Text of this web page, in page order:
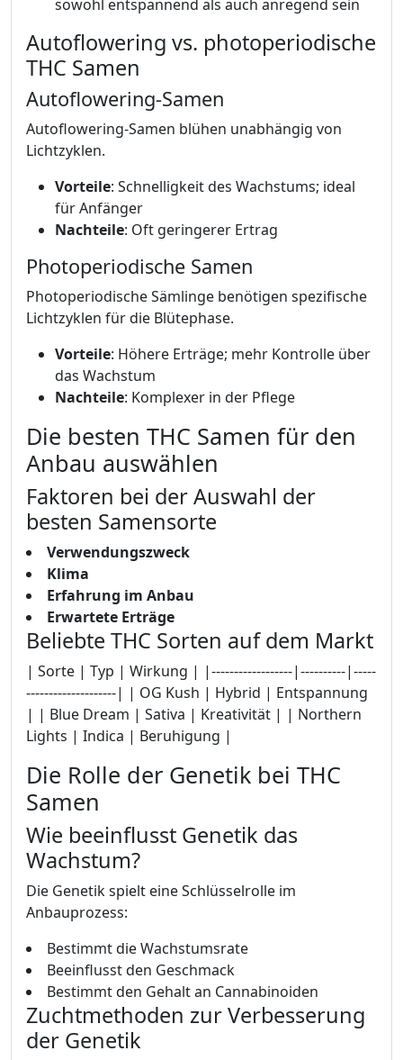
sowohl entspannend als auch anregend sein
Autoflowering vs. photoperiodische
THC Samen
Autoflowering-Samen
Autoflowering-Samen blühen unabhängig von
Lichtzyklen.
Vorteile: Schnelligkeit des Wachstums; ideal
für Anfänger
Nachteile: Oft geringerer Ertrag
Photoperiodische Samen
Photoperiodische Sämlinge benötigen spezifische
Lichtzyklen für die Blütephase.
Vorteile: Höhere Erträge; mehr Kontrolle über
das Wachstum
Nachteile: Komplexer in der Pflege
Die besten THC Samen für den
Anbau auswählen
Faktoren bei der Auswahl der
besten Samensorte
Verwendungszweck
Klima
Erfahrung im Anbau
Erwartete Erträge
Beliebte THC Sorten auf dem Markt
| Sorte | Typ | Wirkung | |------------------|----------|-----
--------------------| | OG Kush | Hybrid | Entspannung
| | Blue Dream | Sativa | Kreativität | | Northern
Lights | Indica | Beruhigung |
Die Rolle der Genetik bei THC
Samen
Wie beeinflusst Genetik das
Wachstum?
Die Genetik spielt eine Schlüsselrolle im
Anbauprozess:
Bestimmt die Wachstumsrate
Beeinflusst den Geschmack
Bestimmt den Gehalt an Cannabinoiden
Zuchtmethoden zur Verbesserung
der Genetik